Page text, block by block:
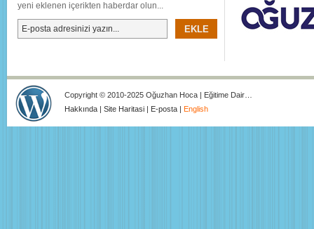
yeni eklenen içerikten haberdar olun...
Copyright © 2010-2025 Oğuzhan Hoca | Eğitime Dair…
Hakkında | Site Haritasi | E-posta | English